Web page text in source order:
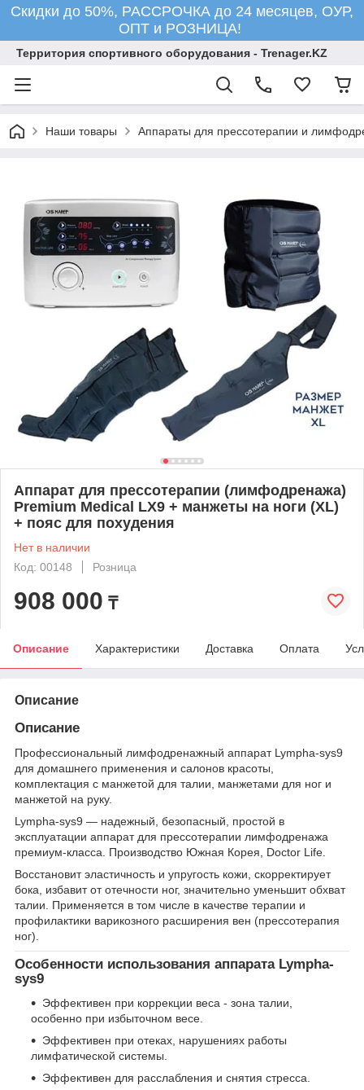
Скидки до 50%, РАССРОЧКА до 24 месяцев, ОУР,
ОПТ и РОЗНИЦА!
Территория спортивного оборудования - Trenager.KZ
Наши товары Аппараты для прессотерапии и
Аппарат для прессотерапии (лимфодренажа)
Premium Medical LX9 + манжеты на ноги (XL)
+ пояс для похудения
Нет в наличии
Код: 00148
Розница
908 000 ₸
Описание Характеристики Доставка Оплата
Описание
Описание
Профессиональный лимфодренажный аппарат Lympha-sys9
для домашнего применения и салонов красоты,
комплектация с манжетой для талии, манжетами для ног и
манжетой на руку.
Lympha-sys9 — надежный, безопасный, простой в
эксплуатации аппарат для прессотерапии лимфодренажа
премиум-класса. Производство Южная Корея, Doctor Life.
Восстановит эластичность и упругость кожи, скорректирует
бока, избавит от отечности ног, значительно уменьшит обхват
талии. Применяется в том числе в качестве терапии и
профилактики варикозного расширения вен (прессотерапия
ног).
Особенности использования аппарата Lympha-
sys9
Эффективен при коррекции веса - зона талии,
особенно при избыточном весе.
Эффективен при отеках, нарушениях работы
лимфатической системы.
Эффективен для расслабления и снятия стресса.